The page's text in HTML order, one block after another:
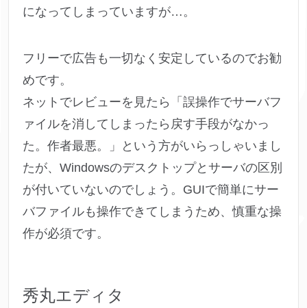
になってしまっていますが…。
フリーで広告も一切なく安定しているのでお勧
めです。
ネットでレビューを見たら「誤操作でサーバフ
ァイルを消してしまったら戻す手段がなかっ
た。作者最悪。」という方がいらっしゃいまし
たが、Windowsのデスクトップとサーバの区別
が付いていないのでしょう。GUIで簡単にサー
バファイルも操作できてしまうため、慎重な操
作が必須です。
秀丸エディタ